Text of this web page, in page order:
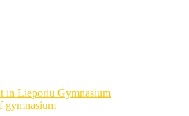
in Lieporiu Gymnasium
gymnasium